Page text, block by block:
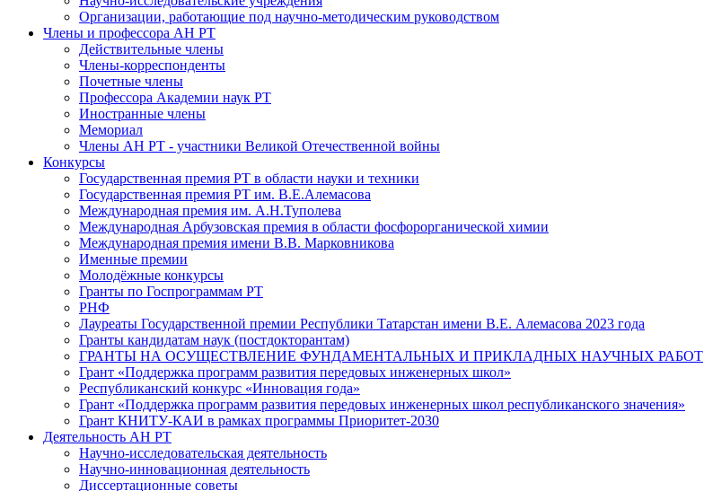
Организации, работающие под научно-методическим руководством
Члены и профессора АН РТ
Действительные члены
Члены-корреспонденты
Почетные члены
Профессора Академии наук РТ
Иностранные члены
Мемориал
Члены АН РТ - участники Великой Отечественной войны
Конкурсы
Государственная премия РТ в области науки и техники
Государственная премия РТ им. В.Е.Алемасова
Международная премия им. А.Н.Туполева
Международная Арбузовская премия в области фосфорорганической химии
Международная премия имени В.В. Марковникова
Именные премии
Молодёжные конкурсы
Гранты по Госпрограммам РТ
РНФ
Лауреаты Государственной премии Республики Татарстан имени В.Е. Алемасова 2023 года
Гранты кандидатам наук (постдокторантам)
ГРАНТЫ НА ОСУЩЕСТВЛЕНИЕ ФУНДАМЕНТАЛЬНЫХ И ПРИКЛАДНЫХ НАУЧНЫХ РАБОТ
Грант «Поддержка программ развития передовых инженерных школ»
Республиканский конкурс «Инновация года»
Грант «Поддержка программ развития передовых инженерных школ республиканского значения»
Грант КНИТУ-КАИ в рамках программы Приоритет-2030
Деятельность АН РТ
Научно-исследовательская деятельность
Научно-инновационная деятельность
Диссертационные советы